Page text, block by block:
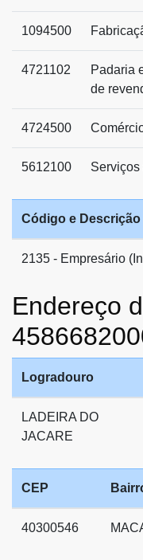
1094500
4721102
Padaria
de
4724500
5612100
Código e
2135 - Empresário
Endereço
Logradouro
LADEIRA DO
JACARE
CEP
40300546